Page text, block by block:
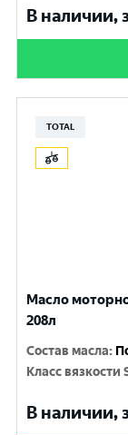
В наличии,
TOTAL
Масло
208л
Состав масла:
Класс вязкости
В наличии,